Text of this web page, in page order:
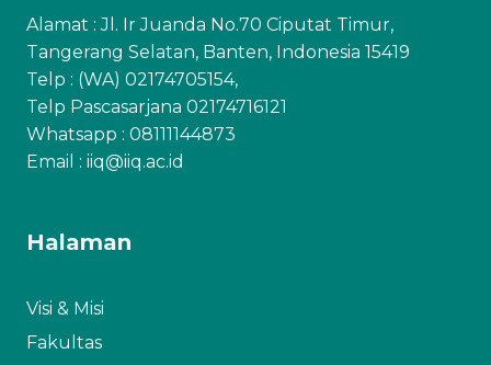
Alamat : Jl. Ir Juanda No.70 Ciputat Timur,
Tangerang Selatan, Banten, Indonesia 15419
Telp : (WA) 02174705154,
Telp Pascasarjana 02174716121
Whatsapp : 08111144873
Email : iiq@iiq.ac.id
Halaman
Visi & Misi
Fakultas